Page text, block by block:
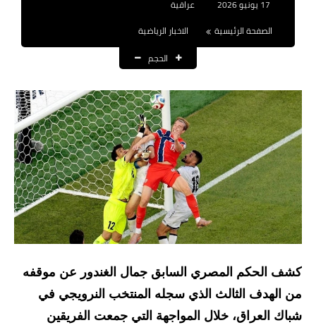
العقود والاجور اليومية
الرواتب
القروض والسلف
المنح المالية
قطع الاراضي
اخبار العراق
الاخبار السياسية
عراقية
الصفحة الرئيسية
الاخبار الرياضية
الحجم
كشف الحكم المصري السابق جمال الغندور عن موقفه
من الهدف الثالث الذي سجله المنتخب النرويجي في
شباك العراق، خلال المواجهة التي جمعت الفريقين